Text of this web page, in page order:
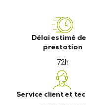
Délai estimé
prestation
72h
Service client et